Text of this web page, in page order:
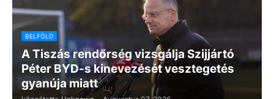
BELFÖLD
A Tiszás rendőrség vizsgálja Szijjártó
Péter BYD-s kinevezését vesztegetés
gyanúja miatt